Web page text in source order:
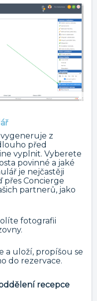
z
před
vyplnit. Vyberete
povinné a jaké
je nejčastěji
přes Concierge
partnerů, jako
fotografii
a uloží, propíšou se
do rezervace.
recepce